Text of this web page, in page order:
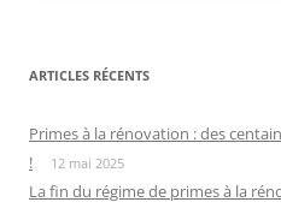
ARTICLES RÉCENTS
Primes à la rénovation : des
!
12 mai 2025
La fin du régime de primes à la